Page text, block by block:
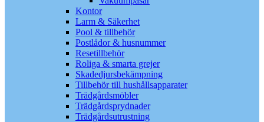
Kontor
Larm & Säkerhet
Pool & tillbehör
Postlådor & husnummer
Resetillbehör
Roliga & smarta grejer
Skadedjursbekämpning
Tillbehör till hushållsapparater
Trädgårdsmöbler
Trädgårdsprydnader
Trädgårdsutrustning